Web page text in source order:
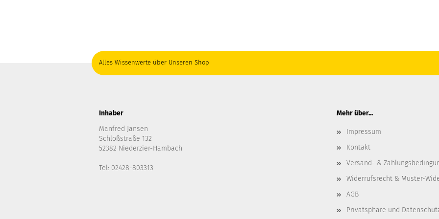
Alles Wissenwerte über Unseren Shop
Inhaber
Manfred Jansen
Schloßstraße 132
52382 Niederzier-Hambach
Tel: 02428-803313
Mehr über...
Impressum
Kontakt
Versand- &
Widerrufsrecht & Muster-
AGB
Privatsphäre und